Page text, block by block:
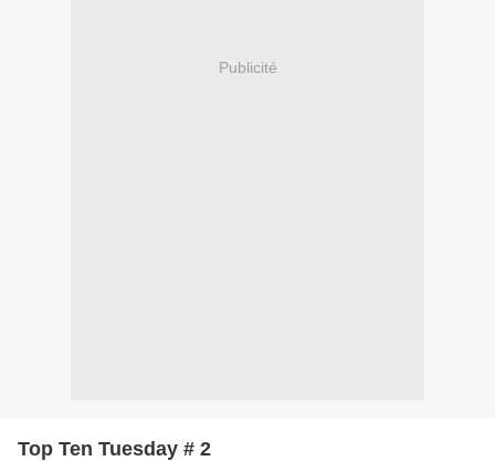
Publicité
Top Ten Tuesday # 2